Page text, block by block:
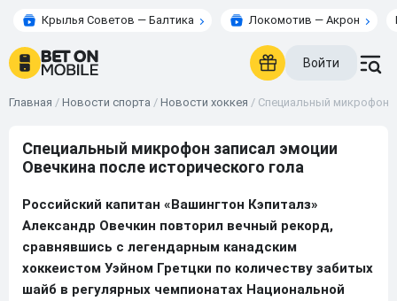
Крылья Советов — Балтика Локомотив — Акрон
Войти
Главная / Новости спорта / Новости хоккея / Специальный микрофон
Специальный микрофон записал эмоции
Овечкина после исторического гола
Российский капитан «Вашингтон Кэпиталз»
Александр Овечкин повторил вечный рекорд,
сравнявшись с легендарным канадским
хоккеистом Уэйном Гретцки по количеству забитых
шайб в регулярных чемпионатах Национальной